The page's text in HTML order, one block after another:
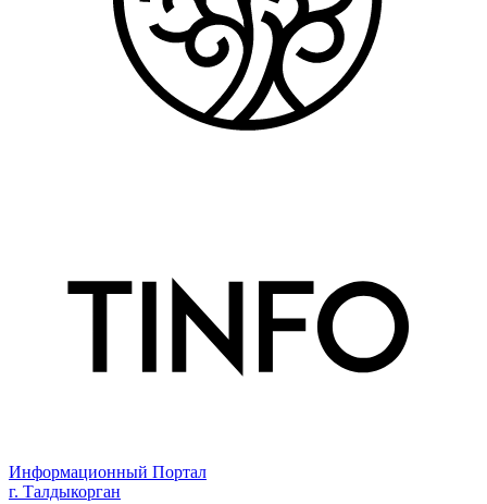
Информационный Портал
г. Талдыкорган